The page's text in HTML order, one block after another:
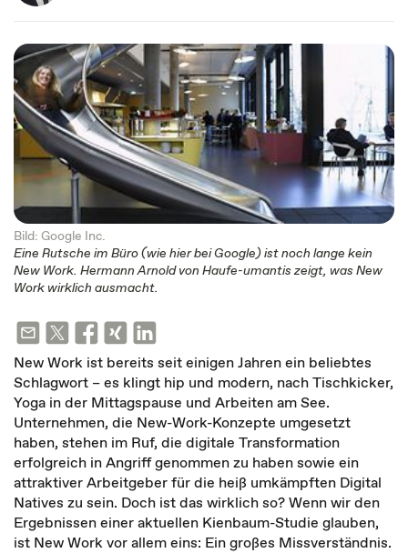
Bild: Google Inc.
Eine Rutsche im Büro (wie hier bei Google) ist noch lange kein
New Work. Hermann Arnold von Haufe-umantis zeigt, was New
Work wirklich ausmacht.
New Work ist bereits seit einigen Jahren ein beliebtes
Schlagwort – es klingt hip und modern, nach Tischkicker,
Yoga in der Mittagspause und Arbeiten am See.
Unternehmen, die New-Work-Konzepte umgesetzt
haben, stehen im Ruf, die digitale Transformation
erfolgreich in Angriff genommen zu haben sowie ein
attraktiver Arbeitgeber für die heiß umkämpften Digital
Natives zu sein. Doch ist das wirklich so? Wenn wir den
Ergebnissen einer aktuellen Kienbaum-Studie glauben,
ist New Work vor allem eins: Ein großes Missverständnis.